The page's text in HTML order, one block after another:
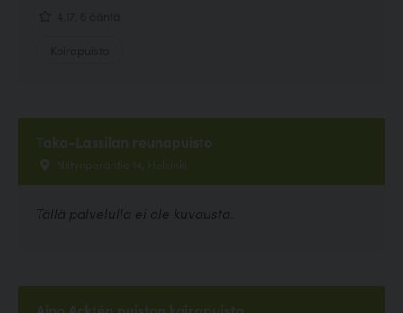
Taka-Lassilan reunapuisto
Niitynperäntie 14, Helsinki
Tällä palvelulla ei ole kuvausta.
Aino Acktén puiston koirapuisto